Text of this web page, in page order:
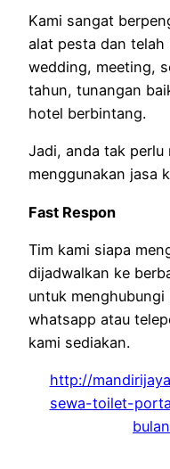
Kami sangat
alat pesta dan telah
wedding, meeting,
tahun, tunangan
hotel berbintang.
Jadi, anda tak perlu
menggunakan jasa
Fast Respon
Tim kami siapa
dijadwalkan ke
untuk menghubungi
whatsapp atau
kami sediakan.
http://
sewa-toilet-